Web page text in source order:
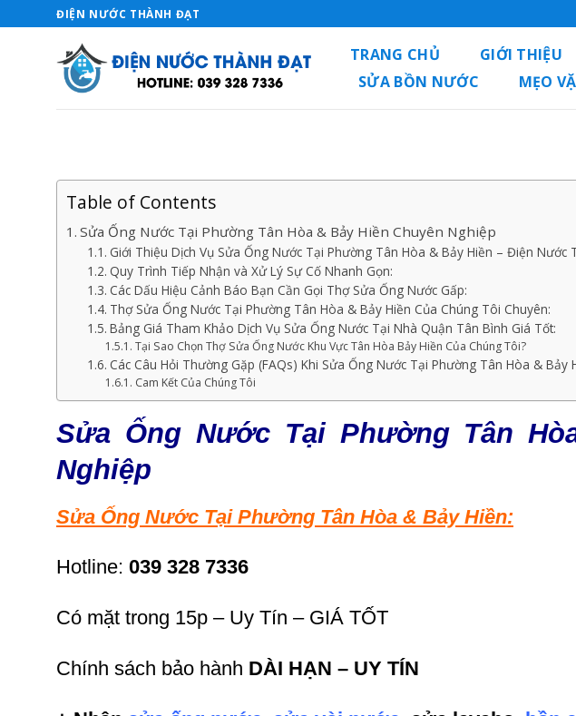
to
ĐIỆN NƯỚC THÀNH ĐẠT
TRANG CHỦ GIỚI THIỆU
SỬA BỒN NƯỚC
MẸO
Table of Contents
Sửa Ống Nước Tại Phường Tân Hòa & Bảy Hiền Chuyên Nghiệp
Giới Thiệu Dịch Vụ Sửa Ống Nước Tại Phường Tân Hòa & Bảy Hiền – Điện Nước
Quy Trình Tiếp Nhận và Xử Lý Sự Cố Nhanh Gọn:
Các Dấu Hiệu Cảnh Báo Bạn Cần Gọi Thợ Sửa Ống Nước Gấp:
Thợ Sửa Ống Nước Tại Phường Tân Hòa & Bảy Hiền Của Chúng Tôi Chuyên:
Bảng Giá Tham Khảo Dịch Vụ Sửa Ống Nước Tại Nhà Quận Tân Bình Giá Tốt:
Tại Sao Chọn Thợ Sửa Ống Nước Khu Vực Tân Hòa Bảy Hiền Của Chúng Tôi?
Các Câu Hỏi Thường Gặp (FAQs) Khi Sửa Ống Nước Tại Phường Tân Hòa & Bảy
Cam Kết Của Chúng Tôi
Sửa Ống Nước Tại Phường Tân
Nghiệp
Sửa Ống Nước Tại Phường Tân Hòa & Bảy Hiền:
Hotline: 039 328 7336
Có mặt trong 15p – Uy Tín – GIÁ TỐT
Chính sách bảo hành DÀI HẠN – UY TÍN